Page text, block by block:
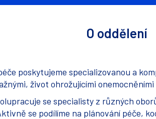
O oddělení
poskytujeme specializovanou a
život ohrožujícími
se specialisty z různých
se podílíme na plánování péče,